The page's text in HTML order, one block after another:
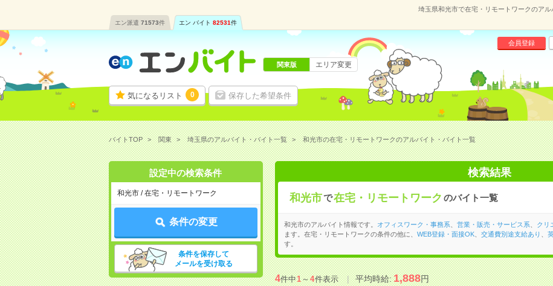
埼玉県和光市で在宅・リモートワークのア
エン派遣 71573件 エン バイト 82531件
気になるリスト 0 保存した希望条件
会員登録
関東版 エリア変更
バイトTOP 関東 埼玉県のアルバイト・バイト一覧 和光市の在宅・リモートワークのアルバイト・バイト一覧
設定中の検索条件
和光市 / 在宅・リモートワーク
条件の変更
条件を保存して
メールを受け取る
検索結果
和光市で在宅・リモートワーク のバイト一覧
和光市のアルバイト情報です。 オフィスワーク・事務系 営業・販売・サービス系 クリ
ます。在宅・リモートワークの条件の他に、 WEB登録・面接OK、 交通費別途支給あり
す。
4件中1～4件表示 平均時給:1,888円